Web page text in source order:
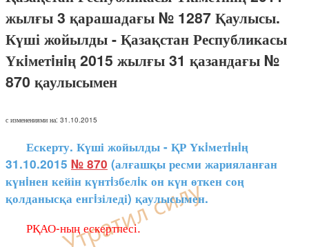
жылғы 3 қарашадағы № 1287 Қаулысы.
Күші жойылды - Қазақстан Республикасы
Үкiметiнiң 2015 жылғы 31 қазандағы №
870 қаулысымен
с изменениями на: 31.10.2015
Ескерту. Күші жойылды - ҚР Үкiметiнiң
31.10.2015 № 870 (алғашқы ресми жарияланған
күнiнен кейін күнтiзбелiк он күн өткен соң
қолданысқа енгiзіледі) қаулысымен.
РҚАО-ның ескертпесі.